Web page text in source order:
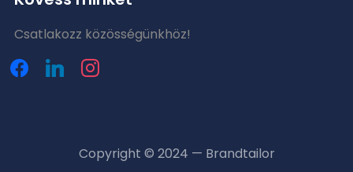
Csatlakozz közösségünkhöz!
facebooklinkedininstagram
Copyright © 2024 — Brandtailor